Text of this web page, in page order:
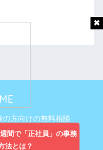
の方向けの無料相談
相談
間で「正社員」の事務
法とは？